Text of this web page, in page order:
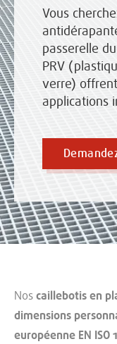
Vous
passerelle
PRV
verre)
applications
Noscaillebotis en
dimensions
européenne EN ISO